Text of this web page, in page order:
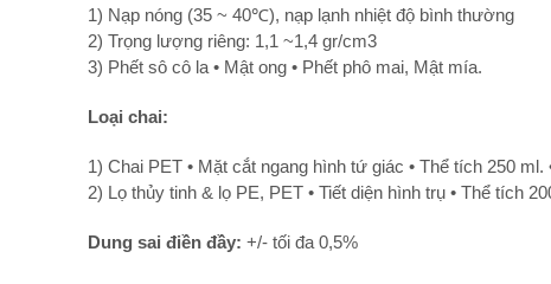
1) Nạp nóng (35 ~ 40℃), nạp lạnh nhiệt độ bình thường
2) Trọng lượng riêng: 1,1 ~1,4 gr/cm3
3) Phết sô cô la • Mật ong • Phết phô mai, Mật mía.
Loại chai:
1) Chai PET • Mặt cắt ngang hình tứ giác • Thể tích 250 ml.
2) Lọ thủy tinh & lọ PE, PET • Tiết diện hình trụ • Thể tích
Dung sai điền đầy: +/- tối đa 0,5%